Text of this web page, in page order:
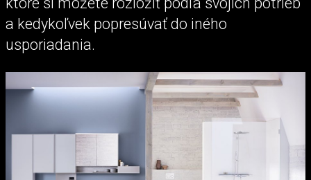
a kedykoľvek popresúvať do iného
usporiadania.